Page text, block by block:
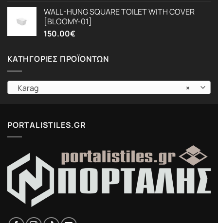
WALL-HUNG SQUARE TOILET WITH COVER
[BLOOMY-01]
150.00€
ΚΑΤΗΓΟΡΊΕΣ ΠΡΟΪΌΝΤΩΝ
×
Karag
PORTALISTILES.GR